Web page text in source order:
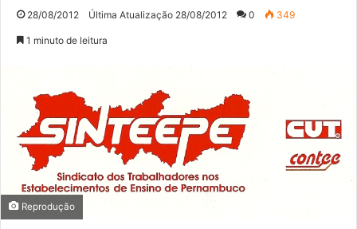
28/08/2012 Última Atualização 28/08/2012 0 349
1 minuto de leitura
Reprodução